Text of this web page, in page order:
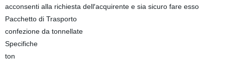
acconsenti alla richiesta dell′acquirente e sia sicuro fare esso
Pacchetto di Trasporto
confezione da tonnellate
Specifiche
ton